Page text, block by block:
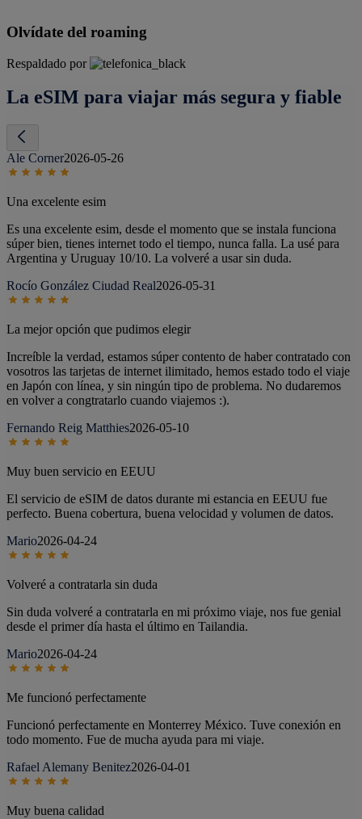
Olvídate del roaming
Respaldado por
La eSIM para viajar más segura y fiable
Ale Corner2026-05-26
Una excelente esim
Es una excelente esim, desde el momento que se instala funciona
súper bien, tienes internet todo el tiempo, nunca falla. La usé para
Argentina y Uruguay 10/10. La volveré a usar sin duda.
Rocío González Ciudad Real2026-05-31
La mejor opción que pudimos elegir
Increíble la verdad, estamos súper contento de haber contratado con
vosotros las tarjetas de internet ilimitado, hemos estado todo el viaje
en Japón con línea, y sin ningún tipo de problema. No dudaremos
en volver a congtratarlo cuando viajemos :).
Fernando Reig Matthies2026-05-10
Muy buen servicio en EEUU
El servicio de eSIM de datos durante mi estancia en EEUU fue
perfecto. Buena cobertura, buena velocidad y volumen de datos.
Mario2026-04-24
Volveré a contratarla sin duda
Sin duda volveré a contratarla en mi próximo viaje, nos fue genial
desde el primer día hasta el último en Tailandia.
Mario2026-04-24
Me funcionó perfectamente
Funcionó perfectamente en Monterrey México. Tuve conexión en
todo momento. Fue de mucha ayuda para mi viaje.
Rafael Alemany Benitez2026-04-01
Muy buena calidad